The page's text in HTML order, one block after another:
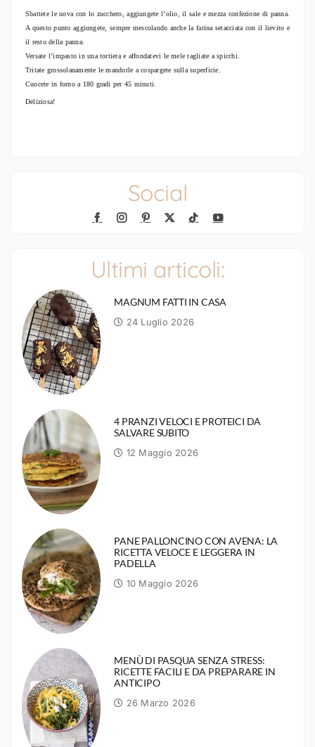
Sbattete le uova con lo zucchero, aggiungete l’olio, il sale e mezza confezione di panna.
A questo punto aggiungete, sempre mescolando anche la farina setacciata con il lievito e
il resto della panna.
Versate l’impasto in una tortiera e affondatevi le mele tagliate a spicchi.
Tritate grossolanamente le mandorle a cospargete sulla superficie.
Cuocete in forno a 180 gradi per 45 minuti.
Deliziosa!
Social
Ultimi articoli:
MAGNUM FATTI IN CASA
24 Luglio 2026
4 PRANZI VELOCI E PROTEICI DA
SALVARE SUBITO
12 Maggio 2026
PANE PALLONCINO CON AVENA: LA
RICETTA VELOCE E LEGGERA IN
PADELLA
10 Maggio 2026
MENÙ DI PASQUA SENZA STRESS:
RICETTE FACILI E DA PREPARARE IN
ANTICIPO
26 Marzo 2026